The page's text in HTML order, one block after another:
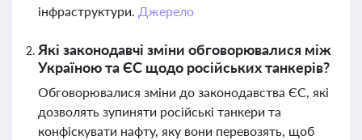
інфраструктури. Джерело
Які законодавчі зміни обговорювалися між
Україною та ЄС щодо російських танкерів?
Обговорювалися зміни до законодавства ЄС, які
дозволять зупиняти російські танкери та
конфіскувати нафту, яку вони перевозять, щоб